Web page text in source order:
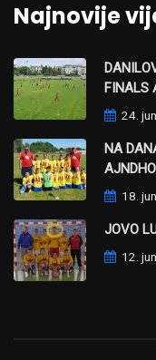
Najnovije
FINALS
24.
NA
18.
JOVO
12.